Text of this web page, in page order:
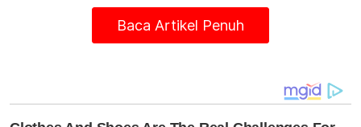
Artikel Berkaitan:
Nahas Elmina: Pemandu lori cuba selamatkan
Penunggang motosikal maut, empat cedera nahas
Baca Artikel Penuh